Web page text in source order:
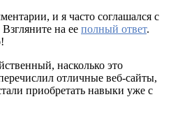
и я часто соглашался с
на ее полный ответ.
насколько это
отличные веб-сайты,
приобретать навыки уже с